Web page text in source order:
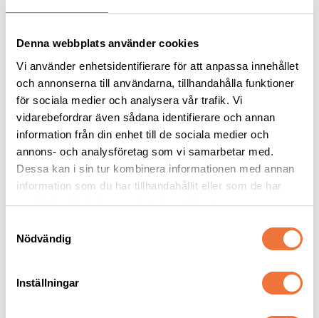
Denna webbplats använder cookies
Vi använder enhetsidentifierare för att anpassa innehållet
och annonserna till användarna, tillhandahålla funktioner
för sociala medier och analysera vår trafik. Vi
vidarebefordrar även sådana identifierare och annan
information från din enhet till de sociala medier och
annons- och analysföretag som vi samarbetar med.
Dessa kan i sin tur kombinera informationen med annan
information som du har tillhandahållit eller som de har
samlat in när du har använt deras tjänster.
Nödvändig
Inställningar
Andis Wide skär
CeramicEdge #30W
Keramiskt brett snap on-skär - Lämnar 0,5 mm
Show Tech Black
Glitter insatsringar
med stopp - 22 mm